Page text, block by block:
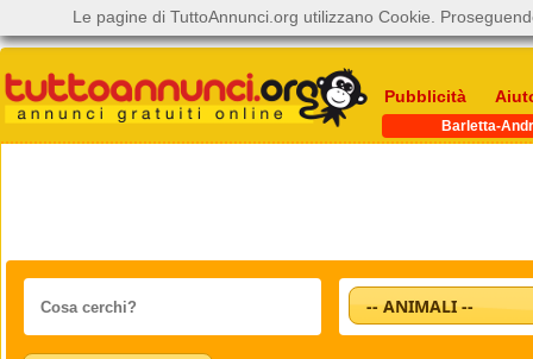
Pubblicità
Barletta-
-- ANIMALI --
Le pagine di TuttoAnnunci.org utilizzano Cookie.